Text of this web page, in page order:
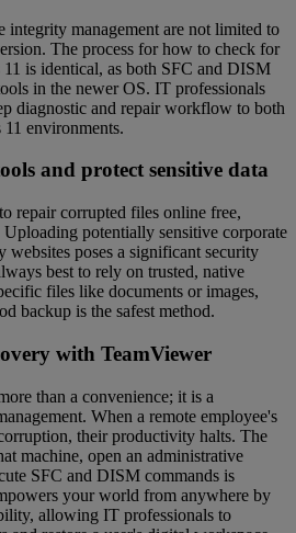
integrity management are not limited to
The process for how to check for
is identical, as both SFC and DISM
in the newer OS. IT professionals
diagnostic and repair workflow to both
environments.
and protect sensitive data
repair corrupted files online free,
potentially sensitive corporate
poses a significant security
best to rely on trusted, native
files like documents or images,
backup is the safest method.
with TeamViewer
than a convenience; it is a
When a remote employee's
their productivity halts. The
machine, open an administrative
SFC and DISM commands is
your world from anywhere by
allowing IT professionals to